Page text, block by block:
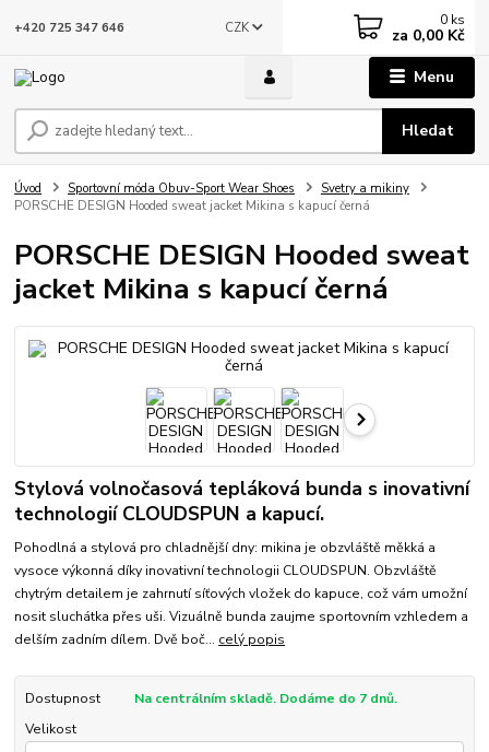
Menu
CZK
Hledat
+420 725 347 646 0 ks
za 0,00 Kč
Úvod Sportovní móda Obuv-Sport Wear Shoes
Svetry a mikiny
PORSCHE DESIGN Hooded sweat jacket Mikina s kapucí černá
PORSCHE DESIGN Hooded sweat
jacket Mikina s kapucí černá
Stylová volnočasová tepláková bunda s inovativní
technologií CLOUDSPUN a kapucí.
Pohodlná a stylová pro chladnější dny: mikina je obzvláště měkká a
vysoce výkonná díky inovativní technologii CLOUDSPUN. Obzvláště
chytrým detailem je zahrnutí síťových vložek do kapuce, což vám umožní
nosit sluchátka přes uši. Vizuálně bunda zaujme sportovním vzhledem a
delším zadním dílem. Dvě boč... celý popis
Dostupnost
Na centrálním skladě. Dodáme do 7 dnů.
Velikost